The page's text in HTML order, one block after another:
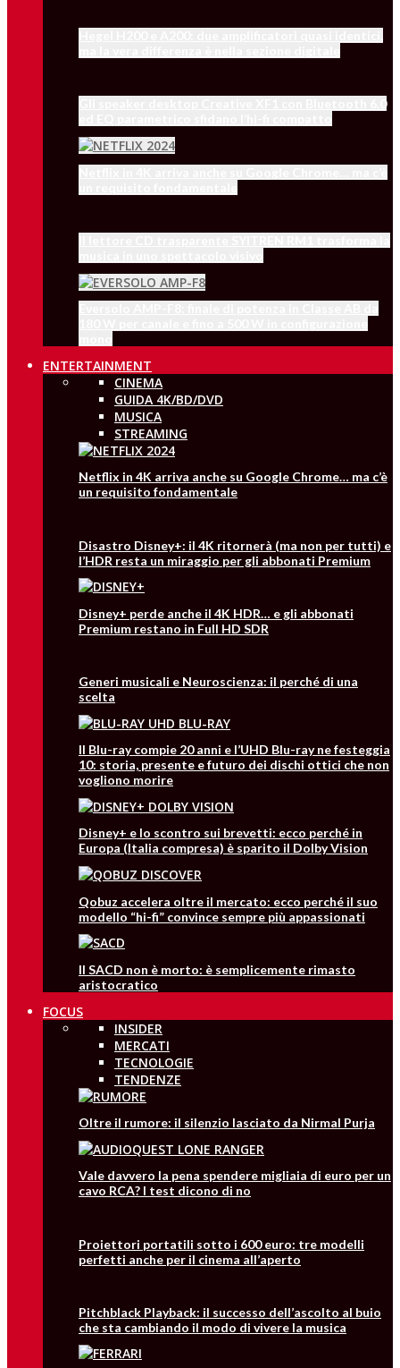
ENTERTAINMENT
CINEMA
GUIDA 4K/BD/DVD
MUSICA
STREAMING
Netflix in 4K arriva anche su Google Chrome… ma c’è
un requisito fondamentale
Disastro Disney+: il 4K ritornerà (ma non per tutti) e
l’HDR resta un miraggio per gli abbonati Premium
Disney+ perde anche il 4K HDR… e gli abbonati
Premium restano in Full HD SDR
Generi musicali e Neuroscienza: il perché di una
scelta
Il Blu-ray compie 20 anni e l’UHD Blu-ray ne festeggia
10: storia, presente e futuro dei dischi ottici che non
vogliono morire
Disney+ e lo scontro sui brevetti: ecco perché in
Europa (Italia compresa) è sparito il Dolby Vision
Qobuz accelera oltre il mercato: ecco perché il suo
modello “hi-fi” convince sempre più appassionati
Il SACD non è morto: è semplicemente rimasto
aristocratico
FOCUS
INSIDER
MERCATI
TECNOLOGIE
TENDENZE
Oltre il rumore: il silenzio lasciato da Nirmal Purja
Vale davvero la pena spendere migliaia di euro per un
cavo RCA? I test dicono di no
Proiettori portatili sotto i 600 euro: tre modelli
perfetti anche per il cinema all’aperto
Pitchblack Playback: il successo dell’ascolto al buio
che sta cambiando il modo di vivere la musica